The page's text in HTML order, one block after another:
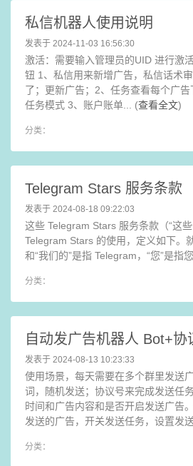
私信机器人使用说明
发表于 2024-11-03 16:56:30
激活：需要输入管理员的UID 进行激
钮 1、私信用来新增广告，私信话术
了；更新广告；2、任务查看每个广
任务模式 3、账户账单... (查看全文)
分类：
Telegram Stars 服务条款
发表于 2024-08-18 09:22:03
这些 Telegram Stars 服务条款（“这
Telegram Stars 的使用，定义如下。
和“我们的”是指 Telegram，“您”是指
分类：
自动发广告机器人 Bot+协
发表于 2024-08-13 10:23:33
使用场景，每天需要在多个群里发送
词，随机发送；协议号来完成发送任
时间和广告内容和是否开启发送广告
发送的广告，开关发送任务，设置发
分类：